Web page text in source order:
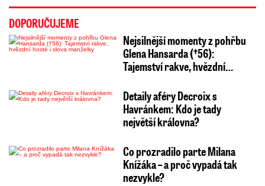
DOPORUČUJEME
Nejsilnější momenty z pohřbu
Glena Hansarda (†56):
Tajemství rakve, hvězdní…
Detaily aféry Decroix s
Havránkem: Kdo je tady
největší královna?
Co prozradilo parte Milana
Knížáka – a proč vypadá tak
nezvykle?